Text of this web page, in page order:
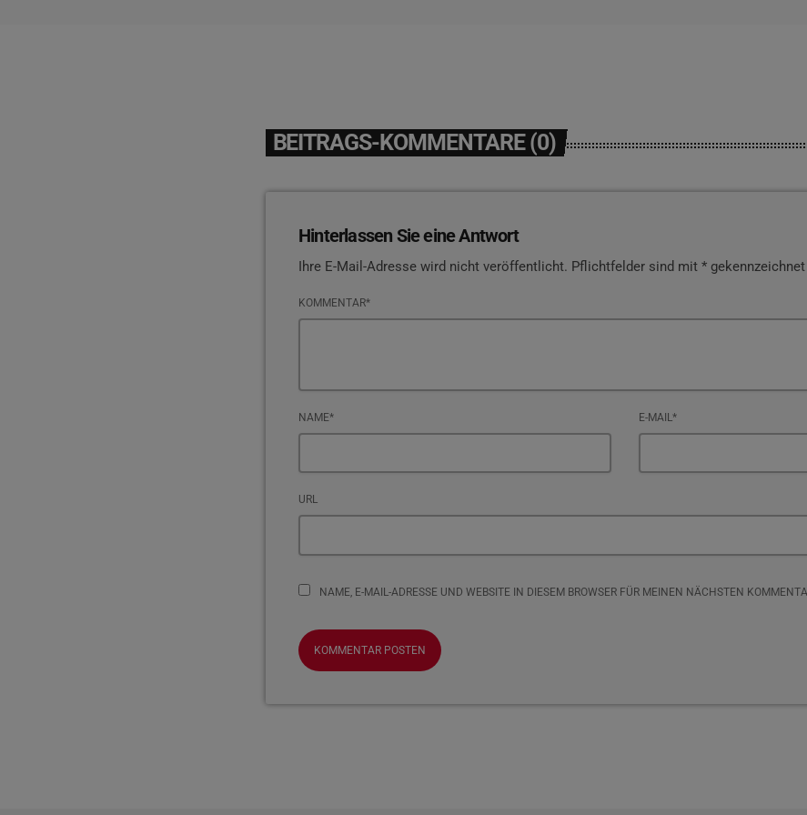
BEITRAGS-KOMMENTARE (0)
Hinterlassen Sie eine Antwort
Ihre E-Mail-Adresse wird nicht veröffentlicht. Pflichtfelder sind mit * gekennzeichnet
KOMMENTAR*
NAME* E-MAIL*
URL
NAME, E-MAIL-ADRESSE UND WEBSITE IN DIESEM BROWSER FÜR MEINEN NÄCHSTEN